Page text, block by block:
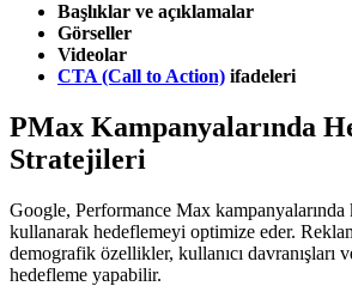
Başlıklar ve açıklamalar
Görseller
Videolar
CTA (Call to Action) ifadeleri
PMax Kampanyalarında
Stratejileri
Google, Performance Max
kullanarak hedeflemeyi optimize eder.
demografik özellikler, kullanıcı davranışları
hedefleme yapabilir.